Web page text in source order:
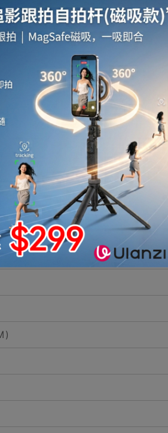
肩頸進行抓、捏、揉，還原大拇
保按摩頭緊密貼合斜方肌及上背
，熱量均勻包覆肩頸，
，穿戴輕盈不勒肩，長時間使
可固定成肩背式，解放雙手，
式覆蓋頭肩背區域，上方4頭